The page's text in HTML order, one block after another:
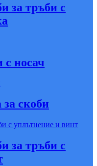
за тръби с
носач
скоби
за тръби с